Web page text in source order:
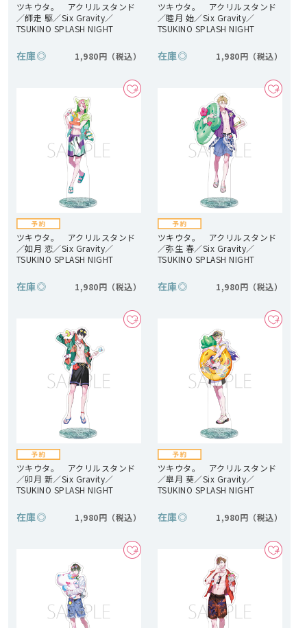
ツキウタ。 アクリルスタンド
／師走 駆／Six Gravity／
TSUKINO SPLASH NIGHT
在庫◎ 1,980円
ツキウタ。 アクリルスタンド
／睦月 始／Six Gravity／
TSUKINO SPLASH NIGHT
在庫◎ 1,980円
ツキウタ。 アクリルスタンド
／如月 恋／Six Gravity／
TSUKINO SPLASH NIGHT
在庫◎ 1,980円
ツキウタ。 アクリルスタンド
／弥生 春／Six Gravity／
TSUKINO SPLASH NIGHT
在庫◎ 1,980円
ツキウタ。 アクリルスタンド
／卯月 新／Six Gravity／
TSUKINO SPLASH NIGHT
在庫◎ 1,980円
ツキウタ。 アクリルスタンド
／皐月 葵／Six Gravity／
TSUKINO SPLASH NIGHT
在庫◎ 1,980円